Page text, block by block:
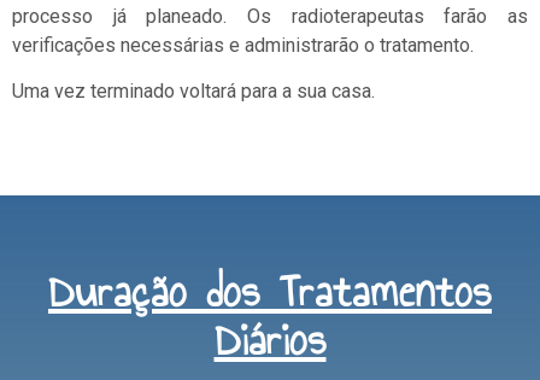
processo já planeado. Os radioterapeutas farão as
verificações necessárias e administrarão o tratamento.
Uma vez terminado voltará para a sua casa.
Duração dos Tratamentos
Diários